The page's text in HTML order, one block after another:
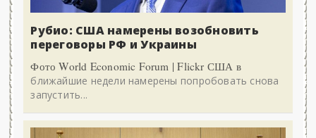
Рубио: США намерены возобновить
переговоры РФ и Украины
Фото World Economic Forum | Flickr США в
ближайшие недели намерены попробовать снова
запустить...